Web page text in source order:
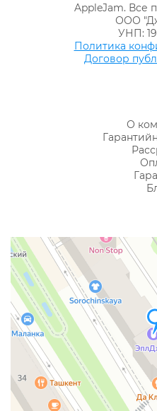
AppleJam. Все
ООО
УНП:
Политика
Договор
О